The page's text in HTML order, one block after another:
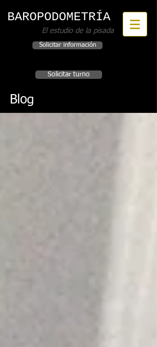
BAROPODOMETRÍA
El estudio de la pisada
Solicitar información
Solicitar turno
Blog